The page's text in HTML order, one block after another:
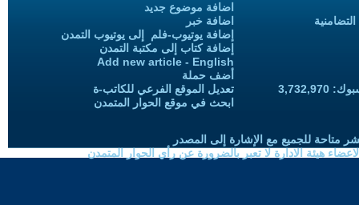
اضافة موضوع جديد
اضافة خبر
إضافة يوتيوب-فلم إلى يوتيوب التمدن
إضافة كتاب إلى مكتبة التمدن
Add new article - English
أضف حملة
تعديل الموقع الفرعي للكاتب-ة
ابحث في موقع الحوار المتمدن
متاحة للجميع مع الإشارة إلى المصدر
هيئة الادارة لا تعبر بالضرورة عن رأي الحوار المتمدن